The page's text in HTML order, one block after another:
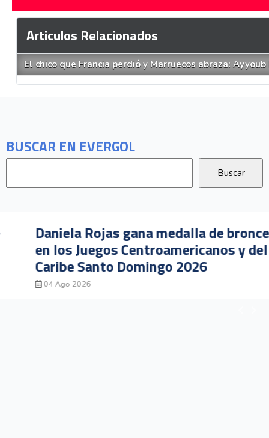
BUSCAR EN EVERGOL
Daniela Rojas gana medalla de bronce
en los Juegos Centroamericanos y del
Caribe Santo Domingo 2026
04 Ago 2026
Articulos Relacionados
El chico que Francia perdió y Marruecos abraza: